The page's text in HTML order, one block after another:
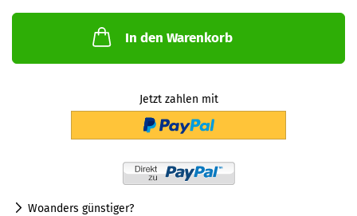
In den Warenkorb
Jetzt zahlen mit
Woanders günstiger?